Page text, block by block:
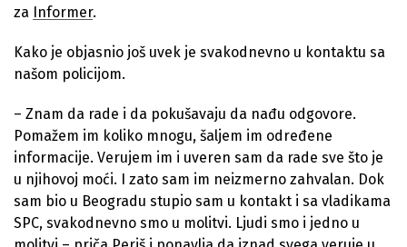
za Informer.
Kako je objasnio još uvek je svakodnevno u kontaktu sa
našom policijom.
– Znam da rade i da pokušavaju da nađu odgovore.
Pomažem im koliko mnogu, šaljem im određene
informacije. Verujem im i uveren sam da rade sve što je
u njihovoj moći. I zato sam im neizmerno zahvalan. Dok
sam bio u Beogradu stupio sam u kontakt i sa vladikama
SPC, svakodnevno smo u molitvi. Ljudi smo i jedno u